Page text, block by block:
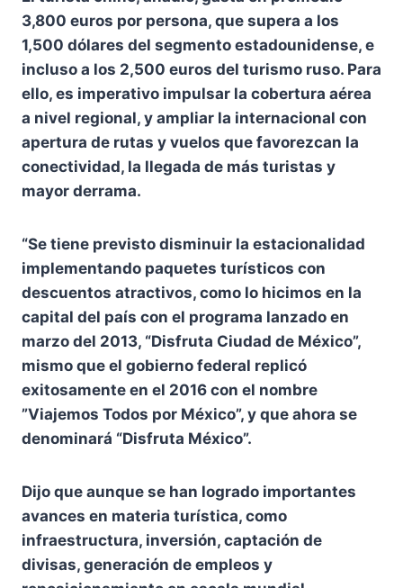
3,800 euros por persona, que supera a los
1,500 dólares del segmento estadounidense, e
incluso a los 2,500 euros del turismo ruso. Para
ello, es imperativo impulsar la cobertura aérea
a nivel regional, y ampliar la internacional con
apertura de rutas y vuelos que favorezcan la
conectividad, la llegada de más turistas y
mayor derrama.
“Se tiene previsto disminuir la estacionalidad
implementando paquetes turísticos con
descuentos atractivos, como lo hicimos en la
capital del país con el programa lanzado en
marzo del 2013, “Disfruta Ciudad de México”,
mismo que el gobierno federal replicó
exitosamente en el 2016 con el nombre
”Viajemos Todos por México”, y que ahora se
denominará “Disfruta México”.
Dijo que aunque se han logrado importantes
avances en materia turística, como
infraestructura, inversión, captación de
divisas, generación de empleos y